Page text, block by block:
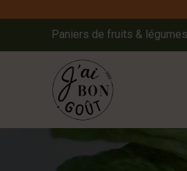
Paniers de fruits &